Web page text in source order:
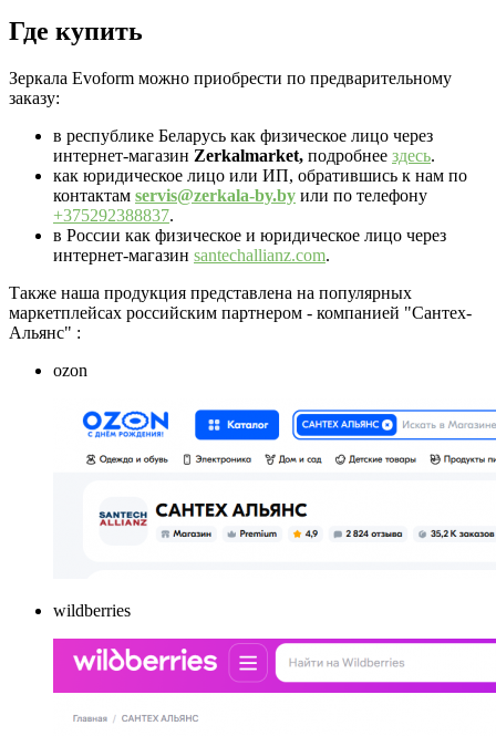
Где купить
Зеркала Evoform можно приобрести по предварительному
заказу:
в республике Беларусь как физическое лицо через
интернет-магазин Zerkalmarket, подробнее здесь.
как юридическое лицо или ИП, обратившись к нам по
контактам servis@zerkala-by.by или по телефону
+375292388837.
в России как физическое и юридическое лицо через
интернет-магазин santechallianz.com.
Также наша продукция представлена на популярных
маркетплейсах российским партнером - компанией "Сантех-
Альянс" :
ozon
wildberries